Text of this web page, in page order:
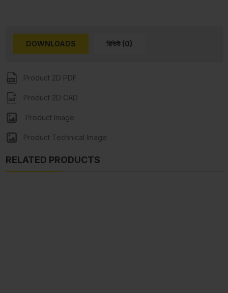
DOWNLOADS রিভিউ (0)
Product 2D PDF
Product 2D CAD
Product Image
Product Technical Image
RELATED PRODUCTS